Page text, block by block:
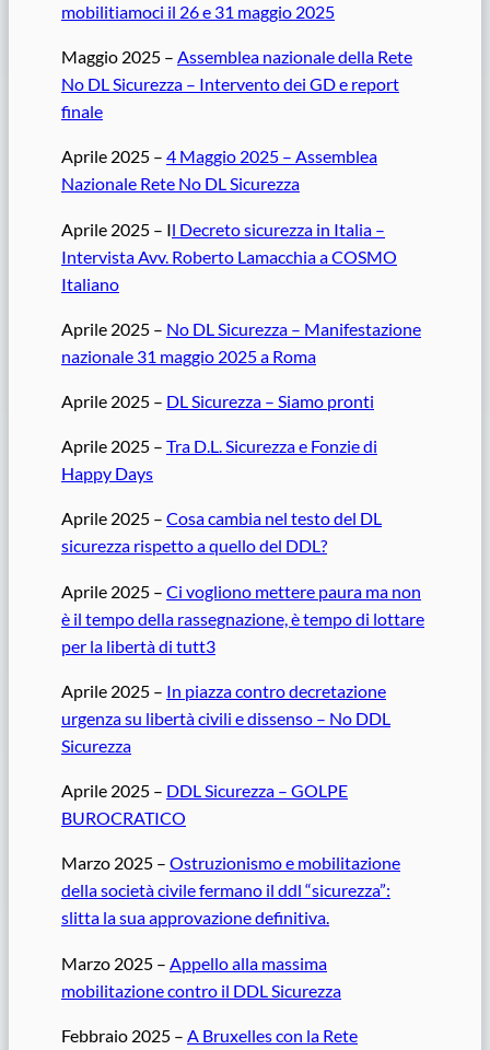
mobilitiamoci il 26 e 31 maggio 2025
Maggio 2025 – Assemblea nazionale della Rete
No DL Sicurezza – Intervento dei GD e report
finale
Aprile 2025 – 4 Maggio 2025 – Assemblea
Nazionale Rete No DL Sicurezza
Aprile 2025 – Il Decreto sicurezza in Italia –
Intervista Avv. Roberto Lamacchia a COSMO
Italiano
Aprile 2025 – No DL Sicurezza – Manifestazione
nazionale 31 maggio 2025 a Roma
Aprile 2025 – DL Sicurezza – Siamo pronti
Aprile 2025 – Tra D.L. Sicurezza e Fonzie di
Happy Days
Aprile 2025 – Cosa cambia nel testo del DL
sicurezza rispetto a quello del DDL?
Aprile 2025 – Ci vogliono mettere paura ma non
è il tempo della rassegnazione, è tempo di lottare
per la libertà di tutt3
Aprile 2025 – In piazza contro decretazione
urgenza su libertà civili e dissenso – No DDL
Sicurezza
Aprile 2025 – DDL Sicurezza – GOLPE
BUROCRATICO
Marzo 2025 – Ostruzionismo e mobilitazione
della società civile fermano il ddl “sicurezza”:
slitta la sua approvazione definitiva.
Marzo 2025 – Appello alla massima
mobilitazione contro il DDL Sicurezza
Febbraio 2025 – A Bruxelles con la Rete